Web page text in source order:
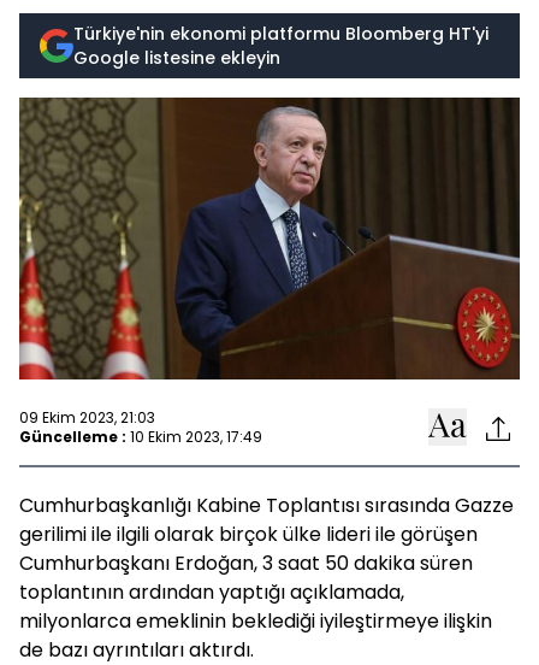
Türkiye'nin ekonomi platformu Bloomberg HT'yi
Google listesine ekleyin
09 Ekim 2023, 21:03
Güncelleme : 10 Ekim 2023, 17:49
Cumhurbaşkanlığı Kabine Toplantısı sırasında Gazze
gerilimi ile ilgili olarak birçok ülke lideri ile görüşen
Cumhurbaşkanı Erdoğan, 3 saat 50 dakika süren
toplantının ardından yaptığı açıklamada,
milyonlarca emeklinin beklediği iyileştirmeye ilişkin
de bazı ayrıntıları aktırdı.